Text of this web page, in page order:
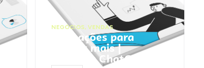
NEGÓCIOS, VENDAS
Faça ações para
vender mais |
Prompts ChatGPT